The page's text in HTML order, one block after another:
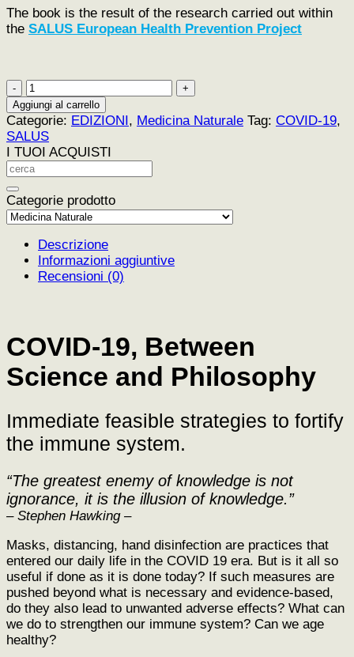
The book is the result of the research carried out within
the SALUS European Health Prevention Project
COVID-
19,
Between
Science
and
Philosophy
quantità
Aggiungi al carrello
Categorie: EDIZIONI, Medicina Naturale Tag: COVID-19,
SALUS
I TUOI ACQUISTI
Categorie prodotto
Descrizione
Informazioni aggiuntive
Recensioni (0)
COVID-19, Between
Science and Philosophy
Immediate feasible strategies to fortify
the immune system.
“The greatest enemy of knowledge is not
ignorance, it is the illusion of knowledge.”
– Stephen Hawking –
Masks, distancing, hand disinfection are practices that
entered our daily life in the COVID 19 era. But is it all so
useful if done as it is done today? If such measures are
pushed beyond what is necessary and evidence-based,
do they also lead to unwanted adverse effects? What can
we do to strengthen our immune system? Can we age
healthy?